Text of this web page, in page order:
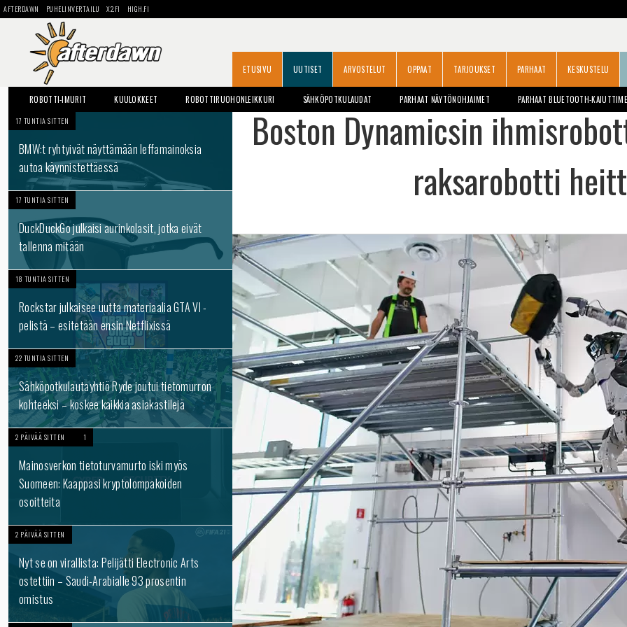
AFTERDAWN PUHELINVERTAILU X2.FI HIGH.FI
ETUSIVU UUTISET ARVOSTELUT OPPAAT TARJOUKSET PARHAAT KESKUSTELU
ROBOTTI-IMURIT KUULOKKEET ROBOTTIRUOHONLEIKKURI SÄHKÖPOTKULAUDAT PARHAAT NÄYTÖNOHJAIMET PARHAAT BLUETOOTH-
17 TUNTIA SITTEN
BMW:t ryhtyivät näyttämään leffamainoksia
autoa käynnistettäessä
17 TUNTIA SITTEN
DuckDuckGo julkaisi aurinkolasit, jotka eivät
tallenna mitään
18 TUNTIA SITTEN
Rockstar julkaisee uutta materiaalia GTA VI -
pelistä – esitetään ensin Netflixissä
22 TUNTIA SITTEN
Sähköpotkulautayhtiö Ryde joutui tietomurron
kohteeksi – koskee kaikkia asiakastilejä
2 PÄIVÄÄ SITTEN 1
Mainosverkon tietoturvamurto iski myös
Suomeen: Kaappasi kryptolompakoiden
osoitteita
2 PÄIVÄÄ SITTEN
Nyt se on virallista: Pelijätti Electronic Arts
ostettiin – Saudi-Arabialle 93 prosentin
omistus
Boston Dynamicsin
raksarobotti